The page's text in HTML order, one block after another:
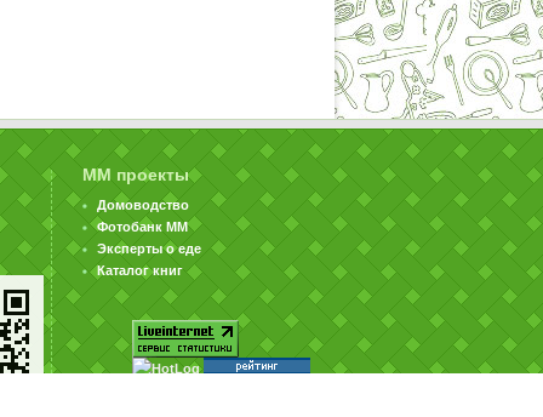
ММ проекты
Домоводство
Фотобанк ММ
Эксперты о еде
Каталог книг